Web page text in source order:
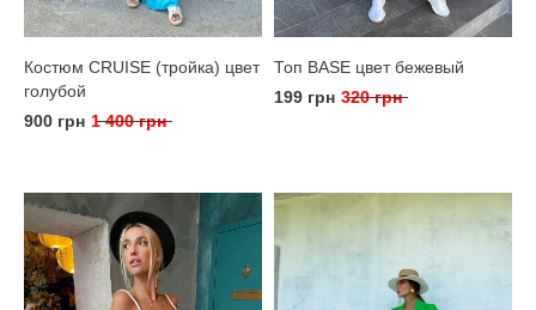
Костюм CRUISE (тройка) цвет
голубой
900 грн 1 400 грн
Топ BASE цвет бежевый
199 грн 320 грн